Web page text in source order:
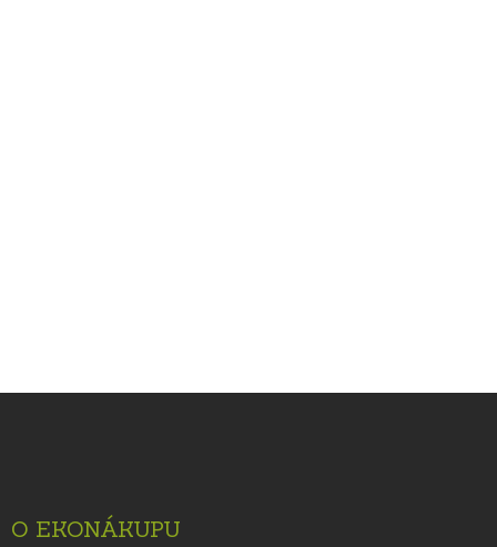
O EKONÁKUPU